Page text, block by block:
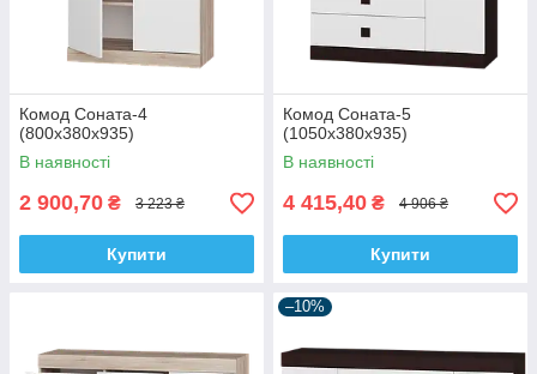
Комод Соната-4
(800х380х935)
В наявності
2 900,70 ₴ 3 223 ₴
Купити
Комод Соната-5
(1050х380х935)
В наявності
4 415,40 ₴ 4 906 ₴
Купити
–10%